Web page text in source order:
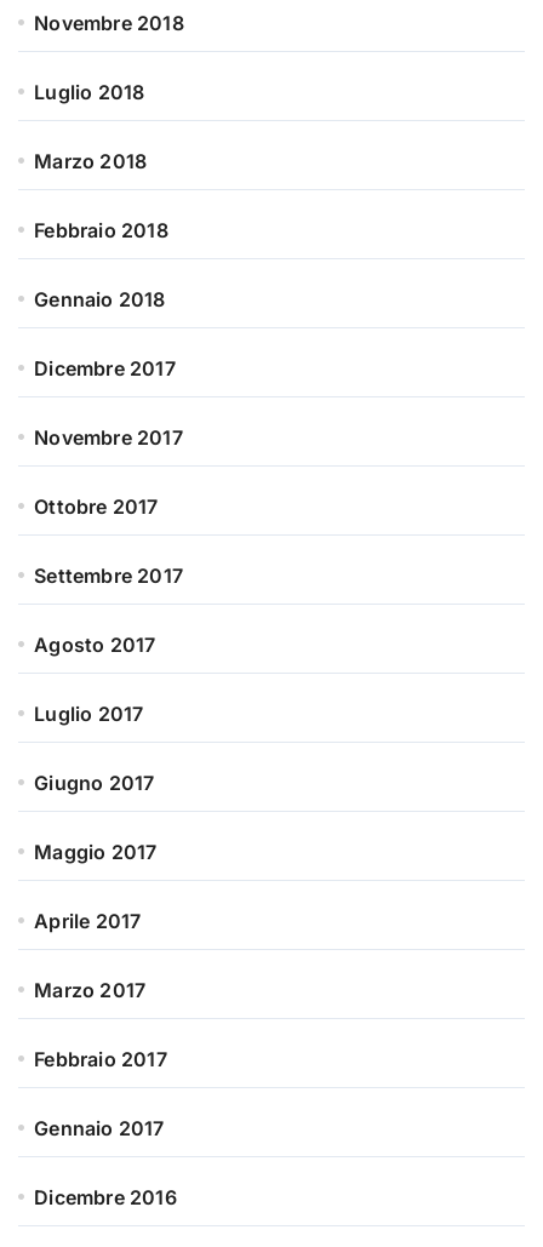
Novembre 2018
Luglio 2018
Marzo 2018
Febbraio 2018
Gennaio 2018
Dicembre 2017
Novembre 2017
Ottobre 2017
Settembre 2017
Agosto 2017
Luglio 2017
Giugno 2017
Maggio 2017
Aprile 2017
Marzo 2017
Febbraio 2017
Gennaio 2017
Dicembre 2016